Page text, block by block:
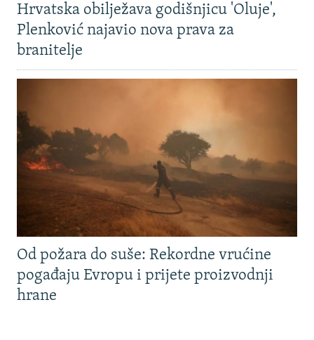
Hrvatska obilježava godišnjicu 'Oluje',
Plenković najavio nova prava za
branitelje
Od požara do suše: Rekordne vrućine
pogađaju Evropu i prijete proizvodnji
hrane